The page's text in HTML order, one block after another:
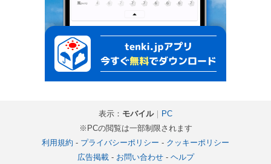
表示： モバイル｜ PC
※PCの閲覧は一部制限されます
利用規約 - プライバシーポリシー - クッキーポリシー
広告掲載- お問い合わせ- ヘルプ